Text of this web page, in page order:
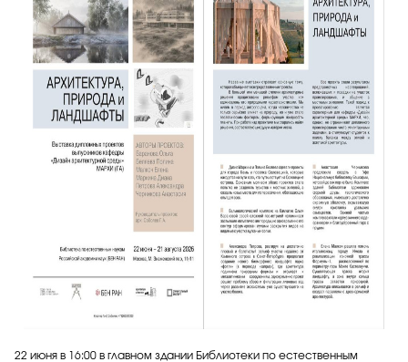
22 июня в 16:00 в главном здании Библиотеки по естественным